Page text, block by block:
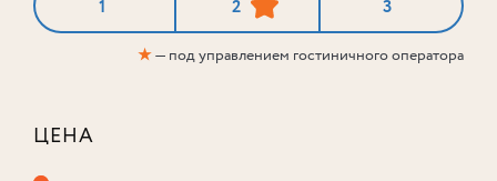
1 2 3
★— под управлением гостиничного оператора
ЦЕНА